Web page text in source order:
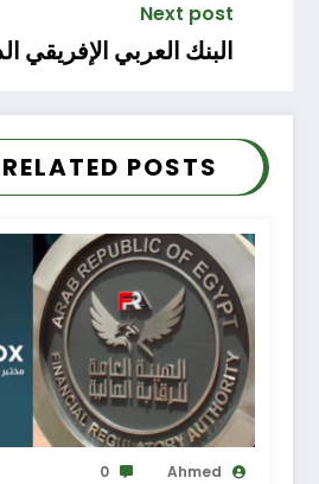
Next post
البنك العربي
RELATED POSTS
Ahmed
0